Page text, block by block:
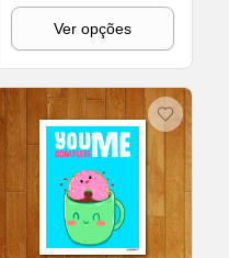
Ver opções